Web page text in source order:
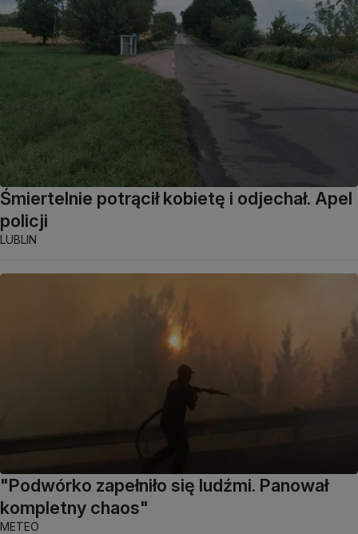
Śmiertelnie potrącił kobietę i odjechał. Apel
policji
LUBLIN
"Podwórko zapełniło się ludźmi. Panował
kompletny chaos"
METEO